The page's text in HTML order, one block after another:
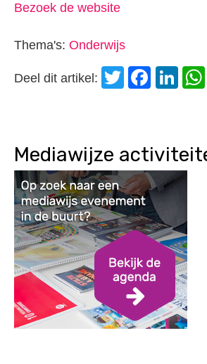
Bezoek de website
Thema's: Onderwijs
Deel dit artikel: Twitter
Mediawijze